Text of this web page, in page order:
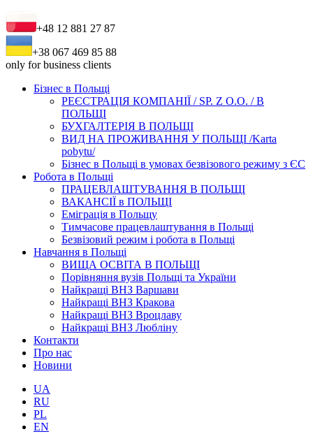
+48 12 881 27 87
+38 067 469 85 88
only for business clients
Бізнес в Польщі
РЕЄСТРАЦІЯ КОМПАНІЇ / SP. Z O.O. / В
ПОЛЬЩІ
БУХГАЛТЕРІЯ В ПОЛЬЩІ
ВИД НА ПРОЖИВАННЯ У ПОЛЬЩІ /Karta
pobytu/
Бізнес в Польщі в умовах безвізового режиму з ЄС
Робота в Польщі
ПРАЦЕВЛАШТУВАННЯ В ПОЛЬЩІ
ВАКАНСІЇ в ПОЛЬЩІ
Еміграція в Польщу
Тимчасове працевлаштування в Польщі
Безвізовий режим і робота в Польщі
Навчання в Польщі
ВИЩА ОСВІТА В ПОЛЬЩІ
Порівняння вузів Польщі та України
Найкращі ВНЗ Варшави
Найкращі ВНЗ Кракова
Найкращі ВНЗ Вроцлаву
Найкращі ВНЗ Любліну
Контакти
Про нас
Новини
UA
RU
PL
EN